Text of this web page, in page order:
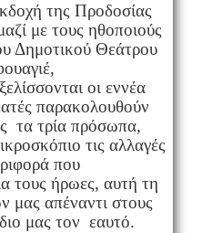
της Προδοσίας
με τους ηθοποιούς
Δημοτικού Θεάτρου
οι εννέα
παρακολουθούν
τα τρία πρόσωπα,
τις αλλαγές
που
τους ήρωες, αυτή τη
μας απέναντι στους
μας τον εαυτό.